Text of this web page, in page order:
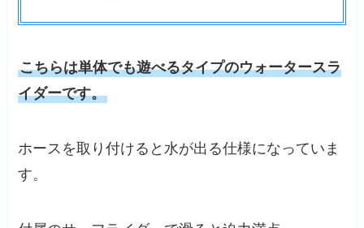
こちらは単体でも遊べるタイプのウォータースラ
イダーです。
ホースを取り付けると水が出る仕様になっていま
す。